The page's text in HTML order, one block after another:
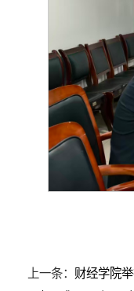
上一条： 财经学院